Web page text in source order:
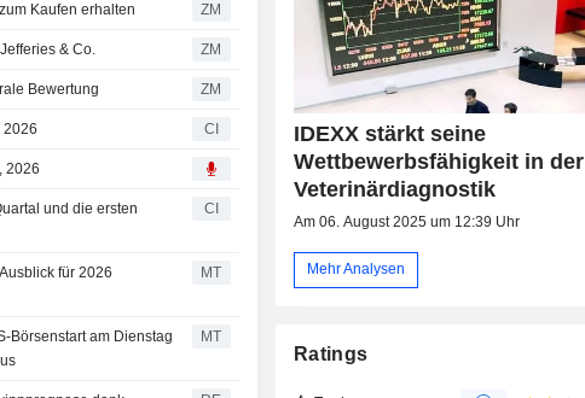
Citigroup zum Kaufen erhalten ZM
von Jefferies & Co. ZM
seine neutrale Bewertung ZM
2026 CI
2026
und die ersten CI
für 2026 MT
Börsenstart am Dienstag
MT
IDEXX stärkt seine
Wettbewerbsfähigkeit in der
Veterinärdiagnostik
Am 06. August 2025 um 12:39 Uhr
Mehr Analysen
Ratings